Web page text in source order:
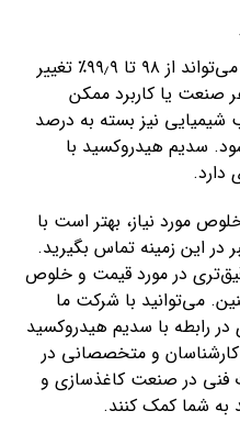
درصد خلوص سدیم هیدروکسید می‌تواند از ۹۸ تا ۹۹٫۹٪ تغییر
صنعت یا کاربرد ممکن
نیز بسته به درصد
سدیم هیدروکسید با
دارد.
مورد نیاز، بهتر است با
در این زمینه تماس بگیرید.
در مورد قیمت و خلوص
می‌توانید با شرکت ما
رابطه با سدیم هیدروکسید
و متخصصانی در
فنی در صنعت کاغذسازی و
به شما کمک کنند.